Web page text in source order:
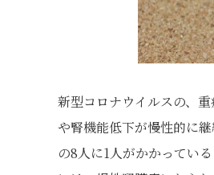
新型コロナウイルスの、
や腎機能低下が慢性的に
の8人に1人がかかってい